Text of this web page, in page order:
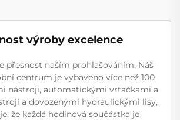
výroby excelence
přesnost naším prohlašováním. Náš
centrum je vybaveno více než 100
nástroji, automatickými vrtačkami a
a dovozenými hydraulickými lisy,
že každá hodinová součástka je